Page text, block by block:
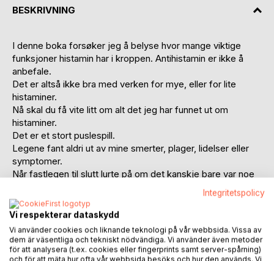
BESKRIVNING
I denne boka forsøker jeg å belyse hvor mange viktige
funksjoner histamin har i kroppen. Antihistamin er ikke å
anbefale.
Det er altså ikke bra med verken for mye, eller for lite
histaminer.
Nå skal du få vite litt om alt det jeg har funnet ut om
histaminer.
Det er et stort puslespill.
Legene fant aldri ut av mine smerter, plager, lidelser eller
symptomer.
Når fastlegen til slutt lurte på om det kanskje bare var noe
psykisk, så begynte jeg med selvstudier. Det har blitt mye
prøving og feiling.
Vi er ikke genetisk like alle sammen, så det finnes heller
ikke en universal-løsning som passer til alle og enhver.
Det lokale miljøet der vi blir født i, og vokser opp i, spiller
også en rolle.
Integritetspolicy
Vi respekterar dataskydd
Vi använder cookies och liknande teknologi på vår webbsida. Vissa av
dem är väsentliga och tekniskt nödvändiga. Vi använder även metoder
för att analysera (t.ex. cookies eller fingerprints samt server-spårning)
och för att mäta hur ofta vår webbsida besöks och hur den används. Vi